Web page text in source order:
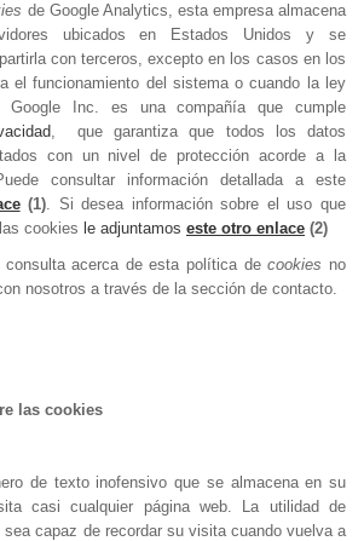
de Google Analytics, esta empresa almacena
ubicados en Estados Unidos y se
con terceros, excepto en los casos en los
el funcionamiento del sistema o cuando la ley
Inc. es una compañía que cumple
, que garantiza que todos los datos
con un nivel de protección acorde a la
consultar información detallada a este
(1). Si desea información sobre el uso que
cookies le adjuntamos este otro enlace (2)
consulta acerca de esta política decookies no
nosotros a través de la sección de contacto.
las cookies
de texto inofensivo que se almacena en su
casi cualquier página web. La utilidad de
sea capaz de recordar su visita cuando vuelva a